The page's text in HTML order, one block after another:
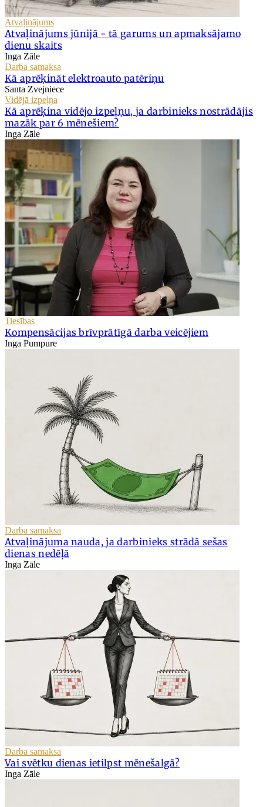
Atvaļinājums
Atvaļinājums jūnijā - tā garums un apmaksājamo
dienu skaits
Inga Zāle
Darba samaksa
Kā aprēķināt elektroauto patēriņu
Santa Zvejniece
Vidējā izpeļņa
Kā aprēķina vidējo izpeļņu, ja darbinieks nostrādājis
mazāk par 6 mēnešiem?
Inga Zāle
Tiesības
Kompensācijas brīvprātīgā darba veicējiem
Inga Pumpure
Darba samaksa
Atvaļinājuma nauda, ja darbinieks strādā sešas
dienas nedēļā
Inga Zāle
Darba samaksa
Vai svētku dienas ietilpst mēnešalgā?
Inga Zāle